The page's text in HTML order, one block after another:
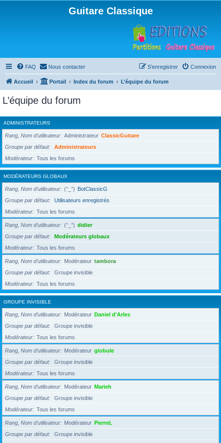
Guitare Classique
FAQ Nous contacter Connexion
S’enregistrer
Accueil Portail Index du forum L’équipe du forum
L’équipe du forum
ADMINISTRATEURS
Rang, Nom d’utilisateur Administrateur ClassicGuitare
Groupe par défaut
Administrateurs
Modérateur
Tous les forums
MODÉRATEURS GLOBAUX
Rang, Nom d’utilisateur (°_°) BotClassicG
Groupe par défaut
Utilisateurs enregistrés
Modérateur
Tous les forums
Rang, Nom d’utilisateur (°_°) didier
Groupe par défaut
Modérateurs globaux
Modérateur
Tous les forums
Rang, Nom d’utilisateur Modérateur tambora
Groupe par défaut
Groupe invisible
Modérateur
Tous les forums
GROUPE INVISIBLE
Rang, Nom d’utilisateur Modérateur Daniel d'Arles
Groupe par défaut
Groupe invisible
Modérateur
Tous les forums
Rang, Nom d’utilisateur Modérateur globule
Groupe par défaut
Groupe invisible
Modérateur
Tous les forums
Rang, Nom d’utilisateur Modérateur Marieh
Groupe par défaut
Groupe invisible
Modérateur
Tous les forums
Rang, Nom d’utilisateur Modérateur PierreL
Groupe par défaut
Groupe invisible